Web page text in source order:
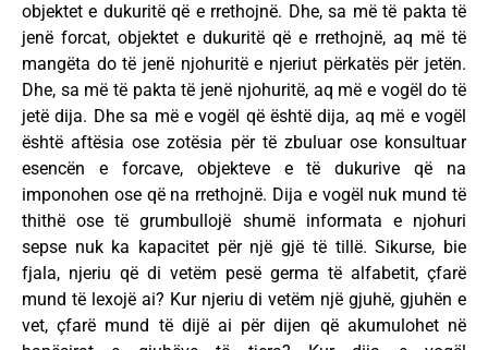
objektet e dukuritë që e rrethojnë. Dhe, sa më të pakta të
jenë forcat, objektet e dukuritë që e rrethojnë, aq më të
mangëta do të jenë njohuritë e njeriut përkatës për jetën.
Dhe, sa më të pakta të jenë njohuritë, aq më e vogël do të
jetë dija. Dhe sa më e vogël që është dija, aq më e vogël
është aftësia ose zotësia për të zbuluar ose konsultuar
esencën e forcave, objekteve e të dukurive që na
imponohen ose që na rrethojnë. Dija e vogël nuk mund të
thithë ose të grumbullojë shumë informata e njohuri
sepse nuk ka kapacitet për një gjë të tillë. Sikurse, bie
fjala, njeriu që di vetëm pesë germa të alfabetit, çfarë
mund të lexojë ai? Kur njeriu di vetëm një gjuhë, gjuhën e
vet, çfarë mund të dijë ai për dijen që akumulohet në